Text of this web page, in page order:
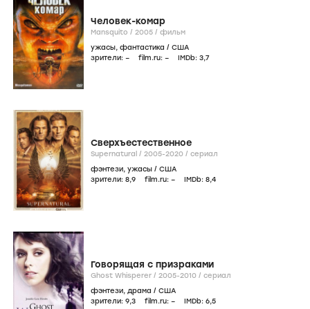
Человек-комар
Mansquito / 2005 / фильм
ужасы, фантастика / США
зрители: – film.ru: – IMDb: 3,7
Сверхъестественное
Supernatural / 2005-2020 / сериал
фэнтези, ужасы / США
зрители: 8,9 film.ru: – IMDb: 8,4
Говорящая с призраками
Ghost Whisperer / 2005-2010 / сериал
фэнтези, драма / США
зрители: 9,3 film.ru: – IMDb: 6,5